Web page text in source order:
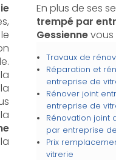
En plus de ses
trempé par
Gessiennevous
Travaux de
Réparation et
entreprise de
Rénover joint
entreprise de
Rénovation joint
par entreprise
Prix
vitrerie